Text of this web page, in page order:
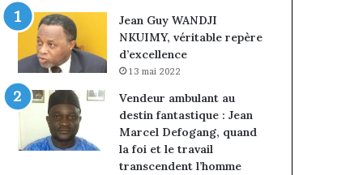
Jean Guy WANDJI
NKUIMY, véritable repère
d’excellence
13 mai 2022
Vendeur ambulant au
destin fantastique : Jean
Marcel Defogang, quand
la foi et le travail
transcendent l’homme